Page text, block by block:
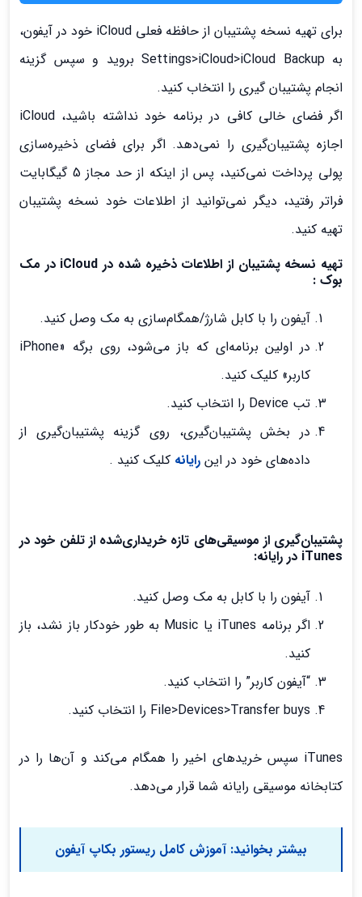
برای تهیه نسخه پشتیبان از حافظه فعلی iCloud خود در آیفون،
به Settings>iCloud>iCloud Backup بروید و سپس گزینه
انجام پشتیبان گیری را انتخاب کنید.
اگر فضای خالی کافی در برنامه خود نداشته باشید، iCloud
اجازه پشتیبان‌گیری را نمی‌دهد. اگر برای فضای ذخیره‌سازی
پولی پرداخت نمی‌کنید، پس از اینکه از حد مجاز 5 گیگابایت
فراتر رفتید، دیگر نمی‌توانید از اطلاعات خود نسخه پشتیبان
تهیه کنید.
تهیه نسخه پشتیبان از اطلاعات ذخیره شده در iCloud در مک
بوک :
آیفون را با کابل شارژ/همگام‌سازی به مک وصل کنید.
در اولین برنامه‌ای که باز می‌شود، روی برگه «iPhone
کاربر» کلیک کنید.
تب Device را انتخاب کنید.
در بخش پشتیبان‌گیری، روی گزینه پشتیبان‌گیری از
داده‌های خود در این رایانه کلیک کنید .
پشتیبان‌گیری از موسیقی‌های تازه خریداری‌شده از تلفن خود در
iTunes در رایانه:
آیفون را با کابل به مک وصل کنید.
اگر برنامه iTunes یا Music به طور خودکار باز نشد، باز
کنید.
“آیفون کاربر” را انتخاب کنید.
File>Devices>Transfer buys را انتخاب کنید.
iTunes سپس خریدهای اخیر را همگام می‌کند و آن‌ها را در
کتابخانه موسیقی رایانه شما قرار می‌دهد.
بیشتر بخوانید:آموزش کامل ریستور بکاپ آیفون